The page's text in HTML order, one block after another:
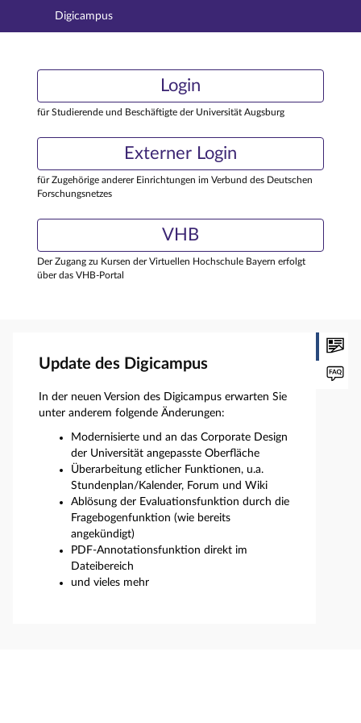
Hauptnavigation
Externer Login
Digicampus
Login
für Studierende und Beschäftigte der Universität Augsburg
Externer Login
für Zugehörige anderer Einrichtungen im Verbund des Deutschen
Forschungsnetzes
VHB
Der Zugang zu Kursen der Virtuellen Hochschule Bayern erfolgt
über das VHB-Portal
Update des Digicampus
In der neuen Version des Digicampus erwarten Sie
unter anderem folgende Änderungen:
Modernisierte und an das Corporate Design
der Universität angepasste Oberfläche
Überarbeitung etlicher Funktionen, u.a.
Stundenplan/Kalender, Forum und Wiki
Ablösung der Evaluationsfunktion durch die
Fragebogenfunktion (wie bereits
angekündigt)
PDF-Annotationsfunktion direkt im
Dateibereich
und vieles mehr